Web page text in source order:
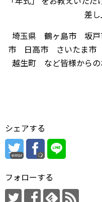
差し
埼玉県 鶴ヶ島市 坂
市 日高市 さいたま
越生町 など皆様からの
シェアする
error
フォローする